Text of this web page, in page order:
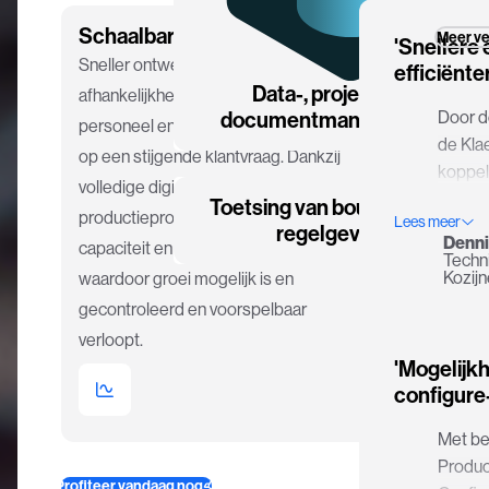
Schaalbare groei
Sneller ontwerpen betekent minder
afhankelijkheid van technisch
personeel en direct kunnen inspelen
op een stijgende klantvraag. Dankzij
volledige digitale grip op het
productieproces is realtime inzicht in
capaciteit en planning beschikbaar,
waardoor groei mogelijk is en
gecontroleerd en voorspelbaar
verloopt.
Data-, project- en
documentmanagement
Toetsing van bouwwet- en
regelgeving
dat
doen
'Snellere
Door
de
het
leidt
HEBO.
Lees meer
Met
Meer